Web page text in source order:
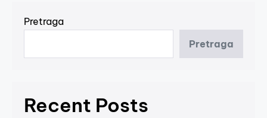
Pretraga
Pretraga
Recent Posts